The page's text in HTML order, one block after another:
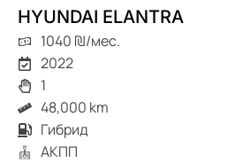
HYUNDAI ELANTRA
1040 ₪/мес.
2022
1
48,000 km
Гибрид
АКПП